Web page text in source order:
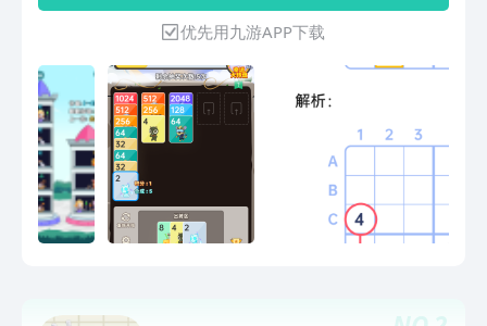
优先用九游APP下载